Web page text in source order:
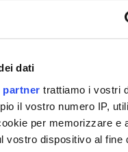
dati
partner trattiamo i vostri
il vostro numero IP,
per memorizzare e
vostro dispositivo al fine
CLIENTI